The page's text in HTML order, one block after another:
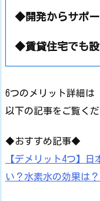
◆開発からサポー
◆賃貸住宅でも設
6つのメリット詳細は
以下の記事をご覧くだ
◆おすすめ記事◆
【デメリット4つ】
い？水素水の効果は